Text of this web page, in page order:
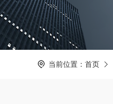
当前位置： 首页